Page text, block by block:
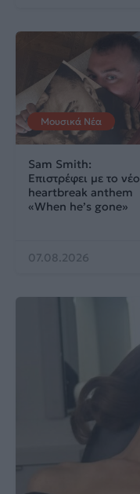
Μουσικά Νέα
Sam Smith:
Επιστρέφει με το νέο
heartbreak anthem
«When he’s gone»
07.08.2026